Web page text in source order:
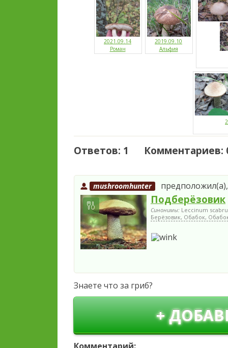
2021.09.14
Роман
2019.09.10
Альфия
Ответов: 1 Комментариев:
mushroomhunter
Подберёзовик
Синонимы: Leccinum
Берёзовик, Обабок,
Знаете что за гриб?
+